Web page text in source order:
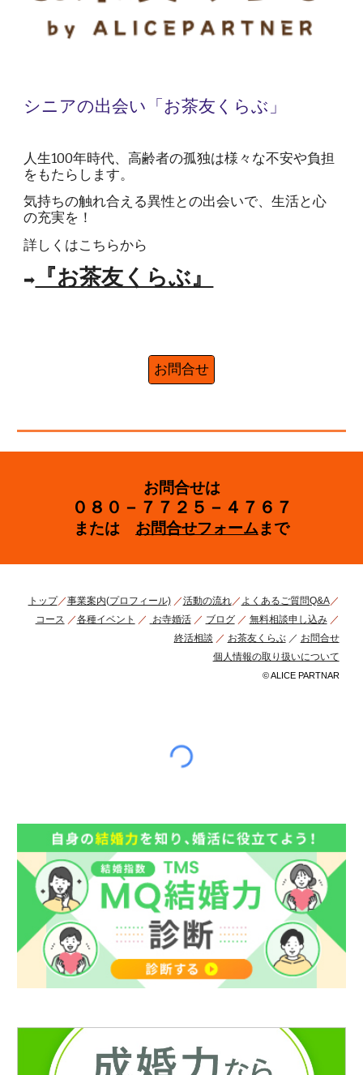
シニアの出会い「お茶友くらぶ」
人生100年時代、高齢者の孤独は様々な不安や負担
をもたらします。
気持ちの触れ合える異性との出会いで、生活と心
の充実を！
詳しくはこちらから
➡ 『お茶友くらぶ』
お問合せ
お問合せは
０８０－７７２５－４７６７
または お問合せフォームまで
トップ／事業案内(プロフィール) ／活動の流れ／ よくあるご質問Q&A／
コース ／各種イベント ／ お寺婚活 ／ ブログ ／ 無料相談申し込み／
終活相談 ／ お茶友くらぶ／ お問合せ
個人情報の取り扱いについて
©ALICE PARTNAR